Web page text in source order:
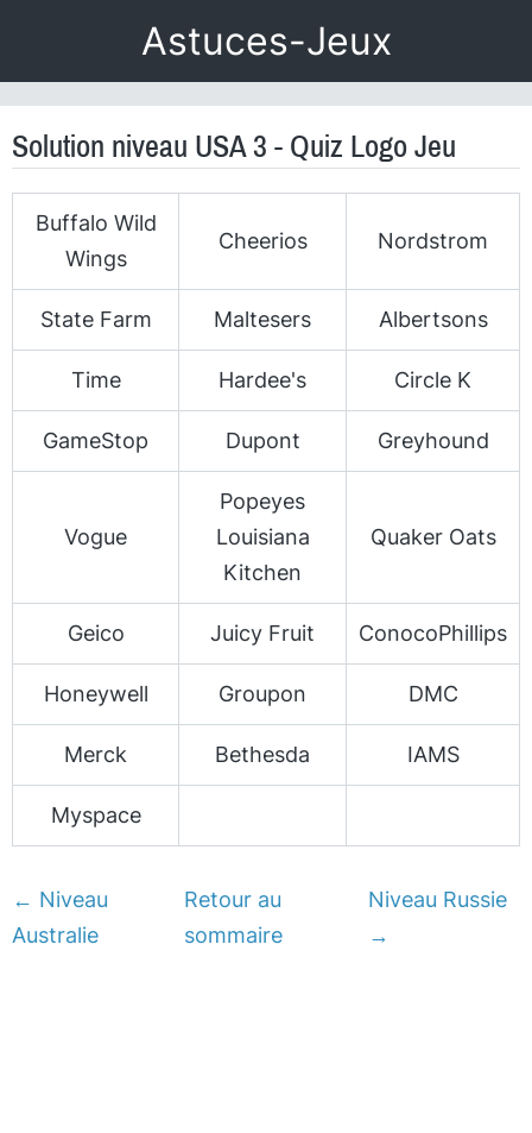
Astuces-Jeux
Solution niveau USA 3 - Quiz Logo Jeu
Buffalo Wild
Wings
Cheerios Nordstrom
State Farm Maltesers Albertsons
Time Hardee's Circle K
GameStop Dupont Greyhound
Vogue
Popeyes
Louisiana
Kitchen
Quaker Oats
Geico Juicy Fruit ConocoPhillips
Honeywell Groupon DMC
Merck Bethesda IAMS
Myspace
← Niveau
Australie
Retour au
sommaire
Niveau Russie
→